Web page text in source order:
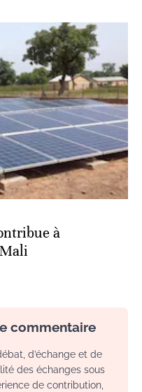
à
commentaire
d’échange et de
des échanges sous
de contribution,